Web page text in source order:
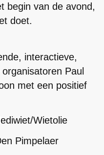
begin van de avond,
doet.
interactieve,
Paul
met een positief
Wietolie